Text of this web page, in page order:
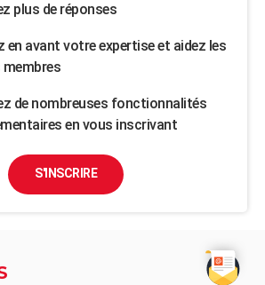
plus de réponses
en avant votre expertise et aidez les
de nombreuses fonctionnalités
en vous inscrivant
S'INSCRIRE